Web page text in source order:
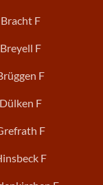
Bracht F
Breyell F
F
Dülken F
F
F